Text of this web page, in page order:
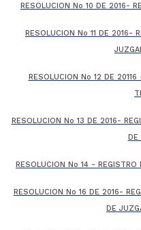
RESOLUCION No 10 DE 2016-
RESOLUCION No 11 DE 2016-
RESOLUCION No 12 DE 20116
RESOLUCION No 13 DE 2016-
DE
RESOLUCION No 14 - REGISTRO
RESOLUCION No 16 DE 2016-
DE